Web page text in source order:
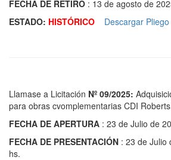
FECHA DE RETIRO : 13 de agosto de
ESTADO: HISTÓRICO Descargar Pliego
Llamase a Licitación Nº 09/2025:
para obras cvomplementarias CDI
FECHA DE APERTURA : 23 de Julio de
FECHA DE PRESENTACIÓN : 23 de Julio
hs.